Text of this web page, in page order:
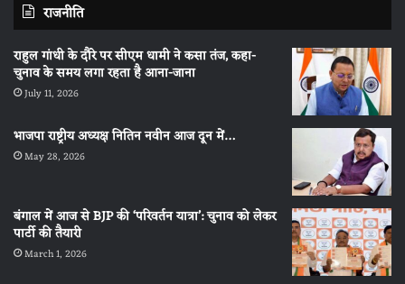
राजनीति
राहुल गांधी के दौरे पर सीएम धामी ने कसा तंज, कहा-
चुनाव के समय लगा रहता है आना-जाना
July 11, 2026
भाजपा राष्ट्रीय अध्यक्ष नितिन नवीन आज दून में…
May 28, 2026
बंगाल में आज से BJP की ‘परिवर्तन यात्रा’: चुनाव को लेकर
पार्टी की तैयारी
March 1, 2026